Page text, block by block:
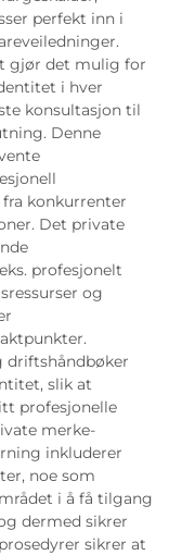
perfekt inn i
gjør det mulig for
i hver
konsultasjon til
Denne
konkurrenter
Det private
profesjonelt
og
driftshåndbøker
slik at
profesjonelle
merke-
inkluderer
noe som
i å få tilgang
dermed sikrer
sikrer at